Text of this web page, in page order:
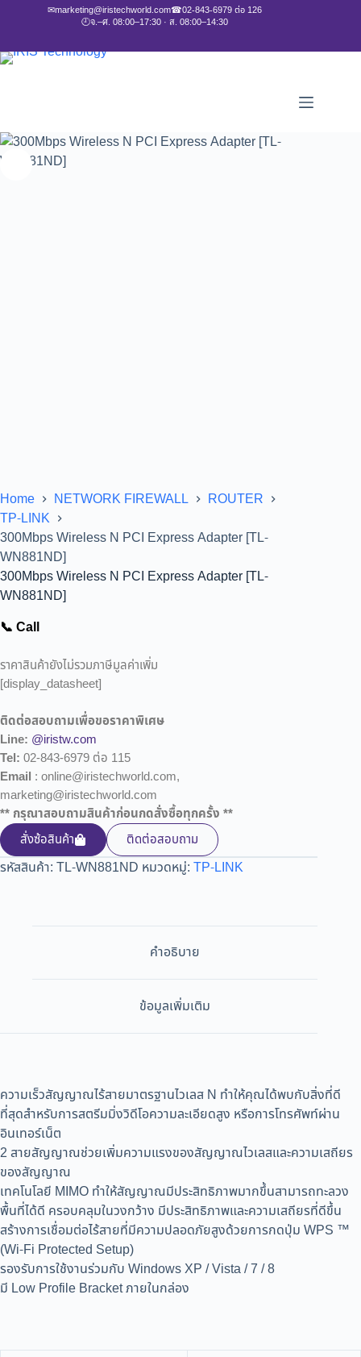
✉marketing@iristechworld.com☎02-843-6979 ต่อ 126
🕘จ.–ศ. 08:00–17:30 · ส. 08:00–14:30
Home NETWORK FIREWALL
ROUTER
TP-LINK
300Mbps Wireless N PCI Express Adapter [TL-
WN881ND]
300Mbps Wireless N PCI Express Adapter [TL-
WN881ND]
📞 Call
ราคาสินค้ายังไม่รวมภาษีมูลค่าเพิ่ม
[display_datasheet]
ติดต่อสอบถามเพื่อขอราคาพิเศษ
Line: @iristw.com
Tel: 02-843-6979 ต่อ 115
Email : online@iristechworld.com,
marketing@iristechworld.com
** กรุณาสอบถามสินค้าก่อนกดสั่งซื้อทุกครั้ง **
สั่งซ้อสินค้า
ติดต่อสอบถาม
รหัสสินค้า: TL-WN881ND หมวดหมู่: TP-LINK
คำอธิบาย
ข้อมูลเพิ่มเติม
ความเร็วสัญญาณไร้สายมาตรฐานไวเลส N ทำให้คุณได้พบกับสิ่งที่ดี
ที่สุดสำหรับการสตรีมมิ่งวิดีโอความละเอียดสูง หรือการโทรศัพท์ผ่าน
อินเทอร์เน็ต
2 สายสัญญาณช่วยเพิ่มความแรงของสัญญาณไวเลสและความเสถียร
ของสัญญาณ
เทคโนโลยี MIMO ทำให้สัญญาณมีประสิทธิภาพมากขึ้นสามารถทะลวง
พื้นที่ได้ดี ครอบคลุมในวงกว้าง มีประสิทธิภาพและความเสถียรที่ดีขึ้น
สร้างการเชื่อมต่อไร้สายที่มีความปลอดภัยสูงด้วยการกดปุ่ม WPS ™
(Wi-Fi Protected Setup)
รองรับการใช้งานร่วมกับ Windows XP / Vista / 7 / 8
มี Low Profile Bracket ภายในกล่อง